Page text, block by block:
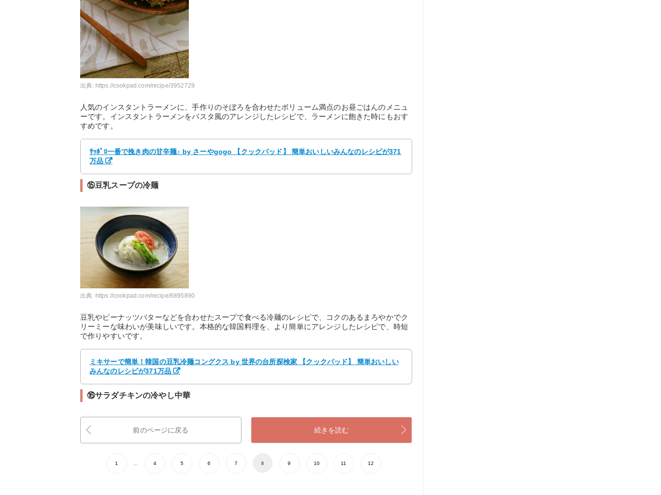
出典: https://cookpad.com/recipe/3952729
人気のインスタントラーメンに、手作りのそぼろを合わせたボリューム満点のお昼ごはんのメニュ
ーです。インスタントラーメンをパスタ風のアレンジしたレシピで、ラーメンに飽きた時にもおす
すめです。
ｻｯﾎﾟﾛ一番で挽き肉の甘辛麺♪ by さーやgogo 【クックパッド】 簡単おいしいみんなのレシピが371
万品
⑮豆乳スープの冷麺
出典: https://cookpad.com/recipe/6895890
豆乳やピーナッツバターなどを合わせたスープで食べる冷麺のレシピで、コクのあるまろやかでク
リーミーな味わいが美味しいです。本格的な韓国料理を、より簡単にアレンジしたレシピで、時短
で作りやすいです。
ミキサーで簡単！韓国の豆乳冷麺コングクス by 世界の台所探検家 【クックパッド】 簡単おいしい
みんなのレシピが371万品
⑯サラダチキンの冷やし中華
前のページに戻る 続きを読む
1 4 5 6 7 8 9 10 11 12